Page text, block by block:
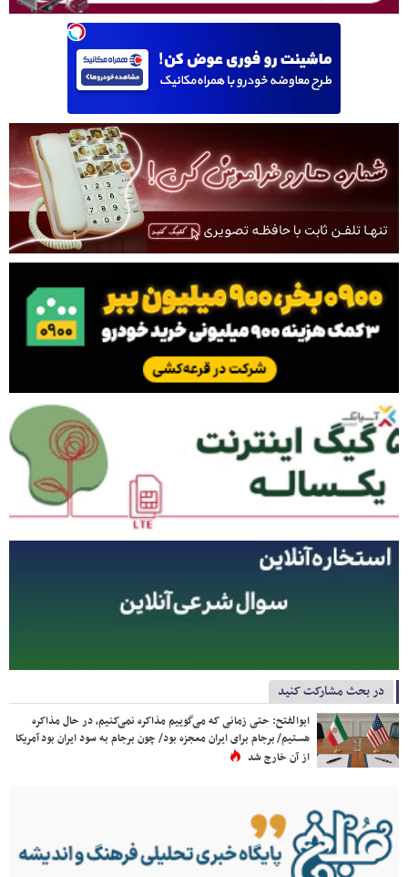
در بحث مشارکت کنید
ابوالفتح: حتی زمانی که می‌گوییم مذاکره نمی‌کنیم، در حال مذاکره
هستیم/ برجام برای ایران معجزه بود/ چون برجام به سود ایران بود آمریکا
از آن خارج شد